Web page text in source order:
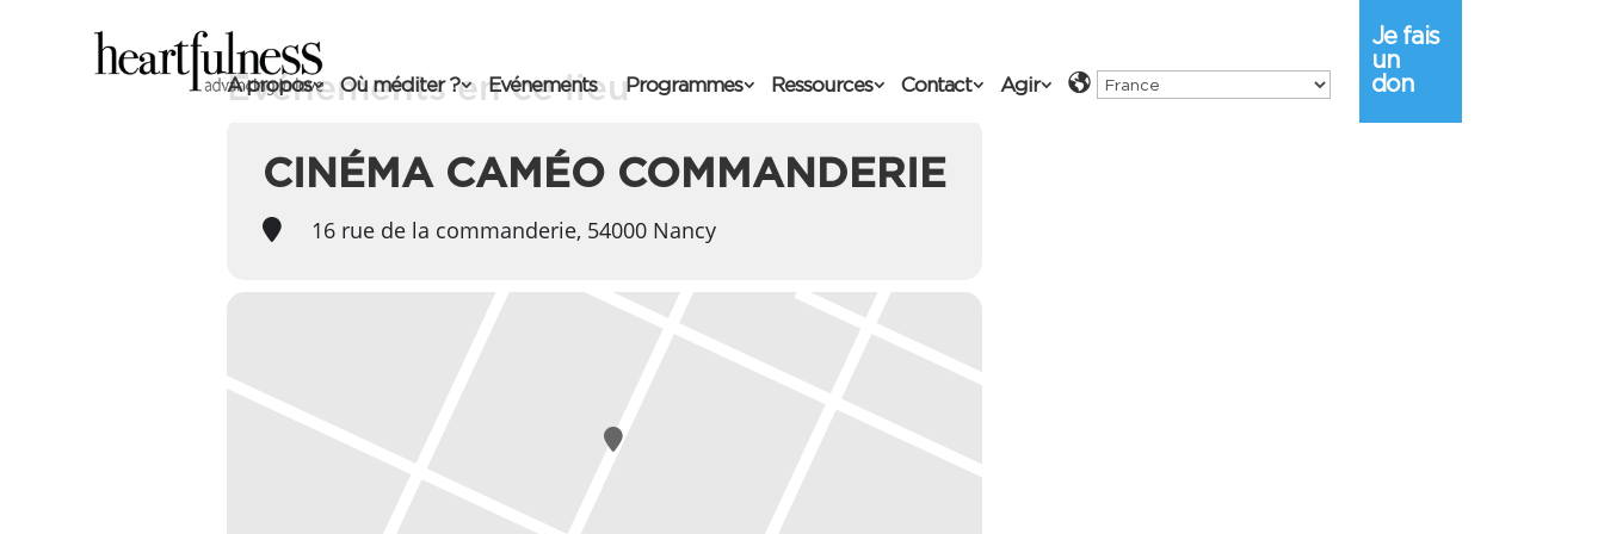
A propos Où méditer ? Evénements Programmes Ressources Contact Agir
Je fais
un
don
Événements en ce lieu
CINÉMA CAMÉO COMMANDERIE
16 rue de la commanderie, 54000 Nancy